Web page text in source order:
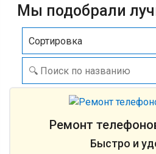
Мы подобрали
Сортировка
Ремонт
Быстро и